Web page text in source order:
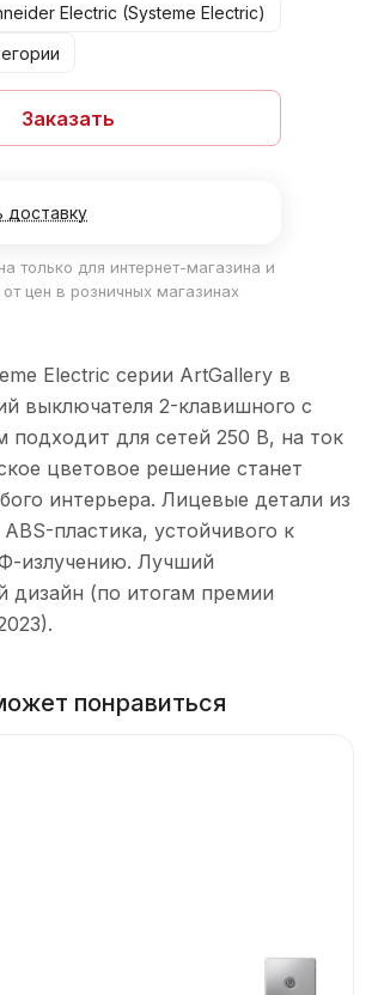
Electric (Systeme Electric)
Заказать
доставку
только для интернет-магазина и
цен в розничных магазинах
Electric серии ArtGallery в
выключателя 2-клавишного с
подходит для сетей 250 В, на ток
цветовое решение станет
интерьера. Лицевые детали из
пластика, устойчивого к
излучению. Лучший
(по итогам премии
понравиться